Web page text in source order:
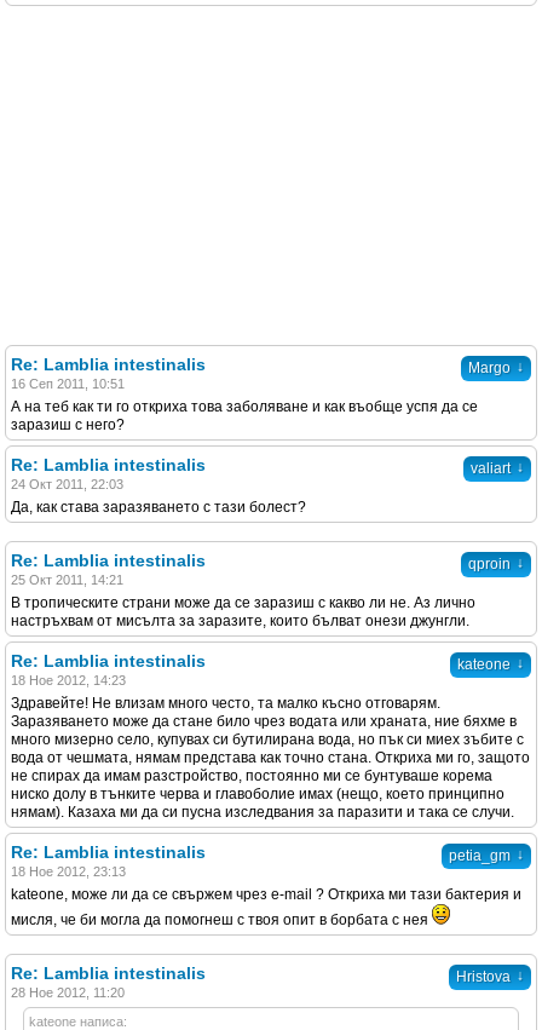
Margo ↓
Re: Lamblia intestinalis
16 Сеп 2011, 10:51
А на теб как ти го откриха това заболяване и как въобще успя да се
заразиш с него?
valiart ↓
Re: Lamblia intestinalis
24 Окт 2011, 22:03
Да, как става заразяването с тази болест?
qproin ↓
Re: Lamblia intestinalis
25 Окт 2011, 14:21
В тропическите страни може да се заразиш с какво ли не. Аз лично
настръхвам от мисълта за заразите, които бълват онези джунгли.
kateone ↓
Re: Lamblia intestinalis
18 Ное 2012, 14:23
Здравейте! Не влизам много често, та малко късно отговарям.
Заразяването може да стане било чрез водата или храната, ние бяхме в
много мизерно село, купувах си бутилирана вода, но пък си миех зъбите с
вода от чешмата, нямам представа как точно стана. Откриха ми го, защото
не спирах да имам разстройство, постоянно ми се бунтуваше корема
ниско долу в тънките черва и главоболие имах (нещо, което принципно
нямам). Казаха ми да си пусна изследвания за паразити и така се случи.
petia_gm ↓
Re: Lamblia intestinalis
18 Ное 2012, 23:13
kateone, може ли да се свържем чрез е-mail ? Откриха ми тази бактерия и
мисля, че би могла да помогнеш с твоя опит в борбата с нея
Hristova ↓
Re: Lamblia intestinalis
28 Ное 2012, 11:20
kateone написа: